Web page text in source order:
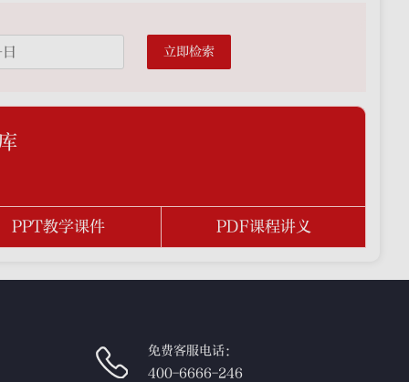
立即检索
PPT教学课件 PDF课程讲义
免费客服电话：
400-6666-246